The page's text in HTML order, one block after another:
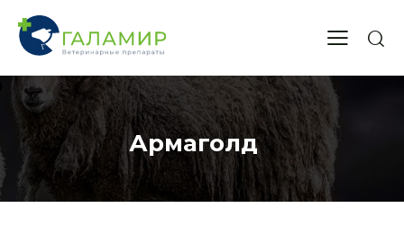
Армаголд